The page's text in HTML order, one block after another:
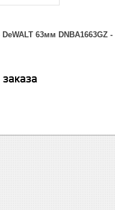
63мм DNBA1663GZ -